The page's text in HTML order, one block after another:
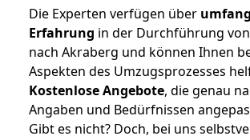
Die Experten verfügen über
Erfahrung in der Durchführung
nach Akraberg und können Ihnen
Aspekten des Umzugsprozesses
Kostenlose Angebote, die genau
Angaben und Bedürfnissen
Gibt es nicht? Doch, bei uns